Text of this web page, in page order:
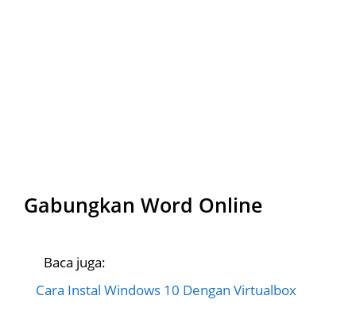
Gabungkan Word Online
Baca juga:
Cara Instal Windows 10 Dengan Virtualbox